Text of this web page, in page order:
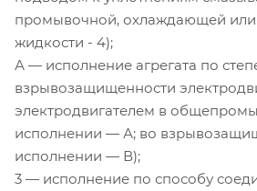
промывочной, охлаждающей или
жидкости - 4);
А — исполнение агрегата по
взрывозащищенности
электродвигателем в
исполнении — А; во
исполнении — В);
3 — исполнение по способу